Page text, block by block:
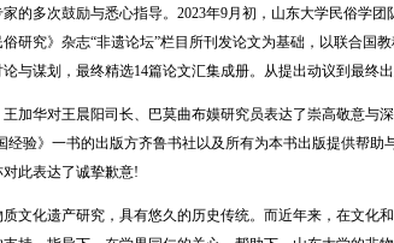
的多次鼓励与悉心指导。2023年9月初，山东大学民俗学
研究》杂志“非遗论坛”栏目所刊发论文为基础，以联合国
与谋划，最终精选14篇论文汇集成册。从提出动议到最终
加华对王晨阳司长、巴莫曲布嫫研究员表达了崇高敬意与
经验》一书的出版方齐鲁书社以及所有为本书出版提供帮
此表达了诚挚歉意!
文化遗产研究，具有悠久的历史传统。而近年来，在文化